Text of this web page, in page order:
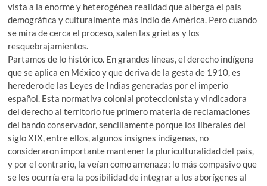
vista a la enorme y heterogénea realidad que alberga el país
demográfica y culturalmente más indio de América. Pero cuando
se mira de cerca el proceso, salen las grietas y los
resquebrajamientos.
Partamos de lo histórico. En grandes líneas, el derecho indígena
que se aplica en México y que deriva de la gesta de 1910, es
heredero de las Leyes de Indias generadas por el imperio
español. Esta normativa colonial proteccionista y vindicadora
del derecho al territorio fue primero materia de reclamaciones
del bando conservador, sencillamente porque los liberales del
siglo XIX, entre ellos, algunos insignes indígenas, no
consideraron importante mantener la pluriculturalidad del país,
y por el contrario, la veían como amenaza: lo más compasivo que
se les ocurría era la posibilidad de integrar a los aborígenes al